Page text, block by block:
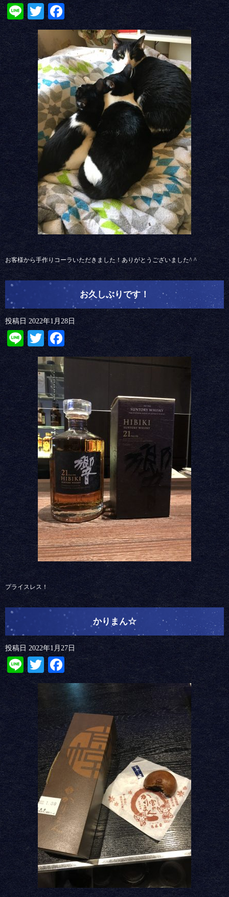
LineTwitterFacebook
お客様から手作りコーラいただきました！ありがとうございました^ ^
お久しぶりです！
投稿日 2022年1月28日
LineTwitter
Facebook
プライスレス！
かりまん☆
投稿日 2022年1月27日
LineTwitter
Facebook